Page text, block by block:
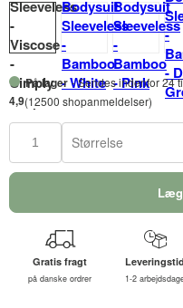
På lager- Sendes indenfor 24
4,9(12500 shopanmeldelser)
Størrelse
Gratis fragt
på danske ordrer
Leveringstid
1-2